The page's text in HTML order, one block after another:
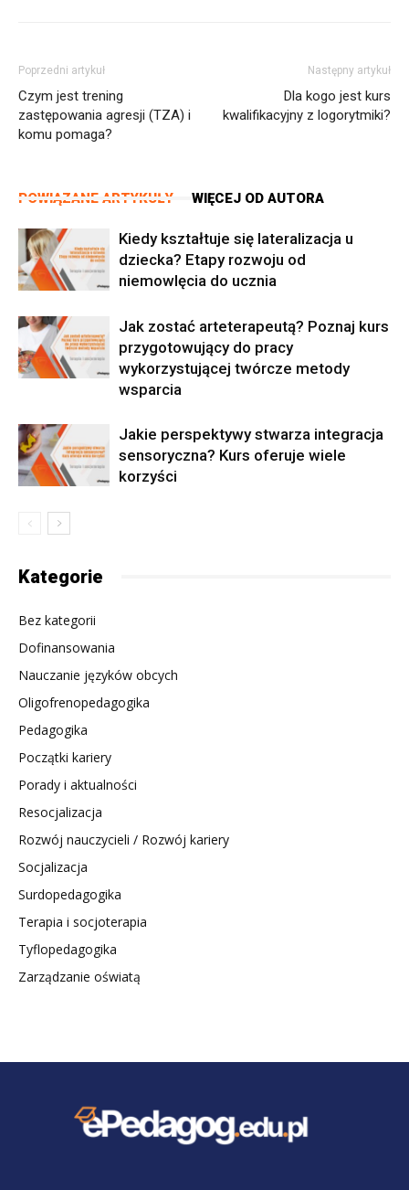
Poprzedni artykuł
Czym jest trening
zastępowania agresji (TZA) i
komu pomaga?
Następny artykuł
Dla kogo jest kurs
kwalifikacyjny z logorytmiki?
POWIĄZANE ARTYKUŁY WIĘCEJ OD AUTORA
Kiedy kształtuje się lateralizacja u
dziecka? Etapy rozwoju od
niemowlęcia do ucznia
Jak zostać arteterapeutą? Poznaj kurs
przygotowujący do pracy
wykorzystującej twórcze metody
wsparcia
Jakie perspektywy stwarza integracja
sensoryczna? Kurs oferuje wiele
korzyści
Kategorie
Bez kategorii
Dofinansowania
Nauczanie języków obcych
Oligofrenopedagogika
Pedagogika
Początki kariery
Porady i aktualności
Resocjalizacja
Rozwój nauczycieli / Rozwój kariery
Socjalizacja
Surdopedagogika
Terapia i socjoterapia
Tyflopedagogika
Zarządzanie oświatą